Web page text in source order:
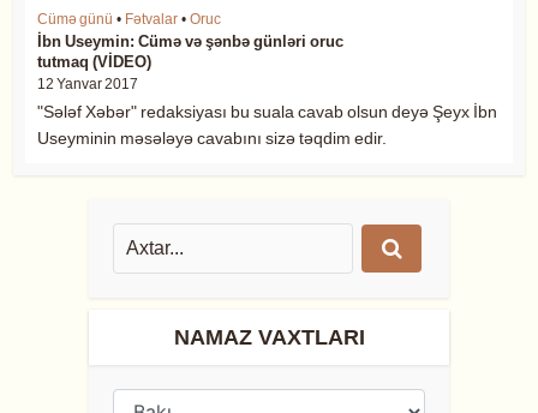
Cümə günü • Fətvalar • Oruc
İbn Useymin: Cümə və şənbə günləri oruc
tutmaq (VİDEO)
12 Yanvar 2017
"Sələf Xəbər" redaksiyası bu suala cavab olsun deyə Şeyx İbn
Useyminin məsələyə cavabını sizə təqdim edir.
NAMAZ VAXTLARI